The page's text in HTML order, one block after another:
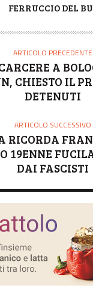
FERRUCCIO DEL
ARTICOLO PRECEDENTE
A
CHIESTO IL
DETENUTI
ARTICOLO SUCCESSIVO
RICORDA
19ENNE
DAI FASCISTI